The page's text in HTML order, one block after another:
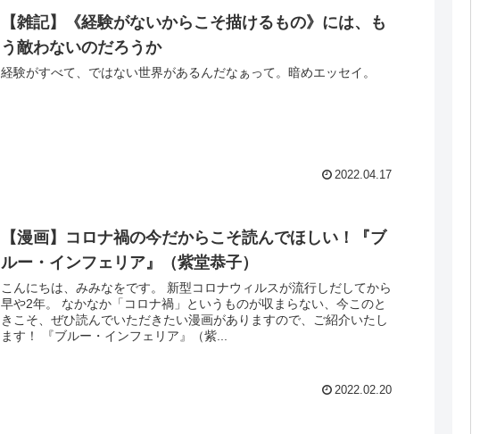
【雑記】《経験がないからこそ描けるもの》には、も
う敵わないのだろうか
経験がすべて、ではない世界があるんだなぁって。暗めエッセイ。
2022.04.17
【漫画】コロナ禍の今だからこそ読んでほしい！『ブ
ルー・インフェリア』（紫堂恭子）
こんにちは、みみなをです。 新型コロナウィルスが流行しだしてから
早や2年。 なかなか「コロナ禍」というものが収まらない、今このと
きこそ、ぜひ読んでいただきたい漫画がありますので、ご紹介いたし
ます！ 『ブルー・インフェリア』（紫...
2022.02.20